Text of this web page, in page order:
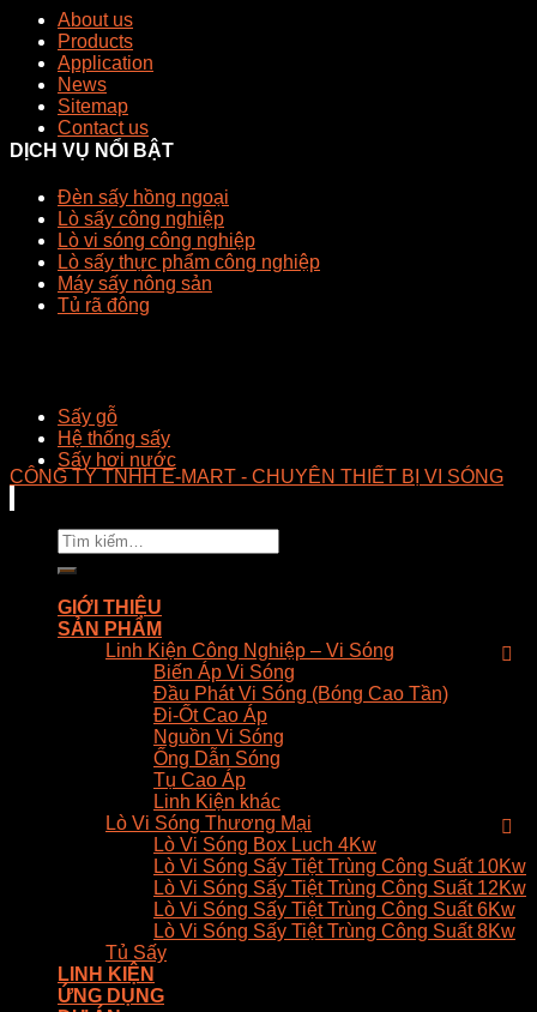
About us
Products
Application
News
Sitemap
Contact us
DỊCH VỤ NỔI BẬT
Đèn sấy hồng ngoại
Lò sấy công nghiệp
Lò vi sóng công nghiệp
Lò sấy thực phẩm công nghiệp
Máy sấy nông sản
Tủ rã đông
Sấy gỗ
Hệ thống sấy
Sấy hơi nước
CÔNG TY TNHH E-MART - CHUYÊN THIẾT BỊ VI SÓNG
Tìm
kiếm:
GIỚI THIỆU
SẢN PHẨM
Linh Kiện Công Nghiệp – Vi Sóng
Biến Áp Vi Sóng
Đầu Phát Vi Sóng (Bóng Cao Tần)
Đi-Ốt Cao Áp
Nguồn Vi Sóng
Ống Dẫn Sóng
Tụ Cao Áp
Linh Kiện khác
Lò Vi Sóng Thương Mại
Lò Vi Sóng Box Luch 4Kw
Lò Vi Sóng Sấy Tiệt Trùng Công Suất 10Kw
Lò Vi Sóng Sấy Tiệt Trùng Công Suất 12Kw
Lò Vi Sóng Sấy Tiệt Trùng Công Suất 6Kw
Lò Vi Sóng Sấy Tiệt Trùng Công Suất 8Kw
Tủ Sấy
LINH KIỆN
ỨNG DỤNG